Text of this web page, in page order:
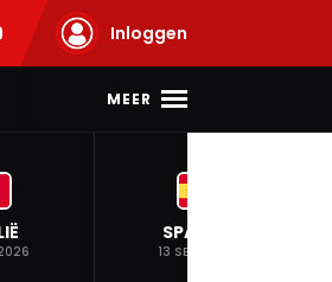
Inloggen
MEER
SPANJE
13 SEP. 2026